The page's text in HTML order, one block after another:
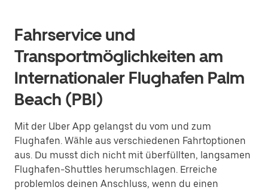
Fahrservice und
Transportmöglichkeiten am
Internationaler Flughafen Palm
Beach (PBI)
Mit der Uber App gelangst du vom und zum
Flughafen. Wähle aus verschiedenen Fahrtoptionen
aus. Du musst dich nicht mit überfüllten, langsamen
Flughafen-Shuttles herumschlagen. Erreiche
problemlos deinen Anschluss, wenn du einen